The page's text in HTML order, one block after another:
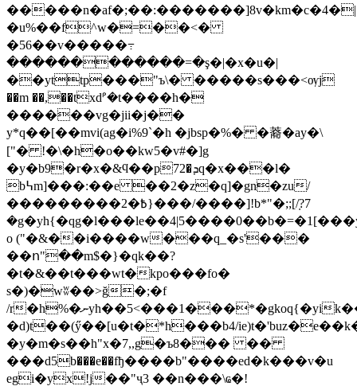
�����n�af�;��:�������]8v�km�c�4�|
�u%��f^w�=��<�
�56��v�����߹
������������=�ş�|�x�u�|
��yttp���"ъ\� �����s���<ѹj
��m ��,��txdᣖ�t����h�
������vg�jii�j��
y*q��[��mvi(ag�i%9`�h �jbsp�%� �䕍�ay�\
["� !�\�h�o��kw5�v#�]g
�y�b9�r�x�&ϥ��p72�ܕq�x���l�
b߆m]���:��e ��2�z�q]�gn�zu/
���������߿�2}���/����]!b*"�;;[݂/?7
o ("�&��i����w���q_�s'���
��ո"��m$�}�qk��?
�t�&��t���wt�kpo���fο�
s�)�wʬ��>ğ�;�f
/r�h%�ނyh��5<���1���*�gkoq{�yik�������"����y�lt��ȭt*o5/
�d)t��(ӳ��[u�t�*h���b4/
�y�m�s��h"x�7,,g�ъ8��� ��
���d5b���e��fђ����b"����ed�k���v�u
egi�yx!j��"ҷ3 ��n���\ҩ�!